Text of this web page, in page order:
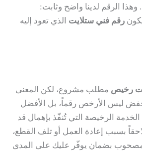
وهذا الرقم لدينا واضح وثابت:
رقم فني ستلايت الذي تعود إليه
رخيص مطلب مشروع، لكن المعنى
ليس الأرخص رقماً، بل الأفضل
الرخيصة التي تُنفّذ بإهمال قد
بسبب إعادة العمل أو تلف القطع،
بضمان يوفّر عليك على المدى